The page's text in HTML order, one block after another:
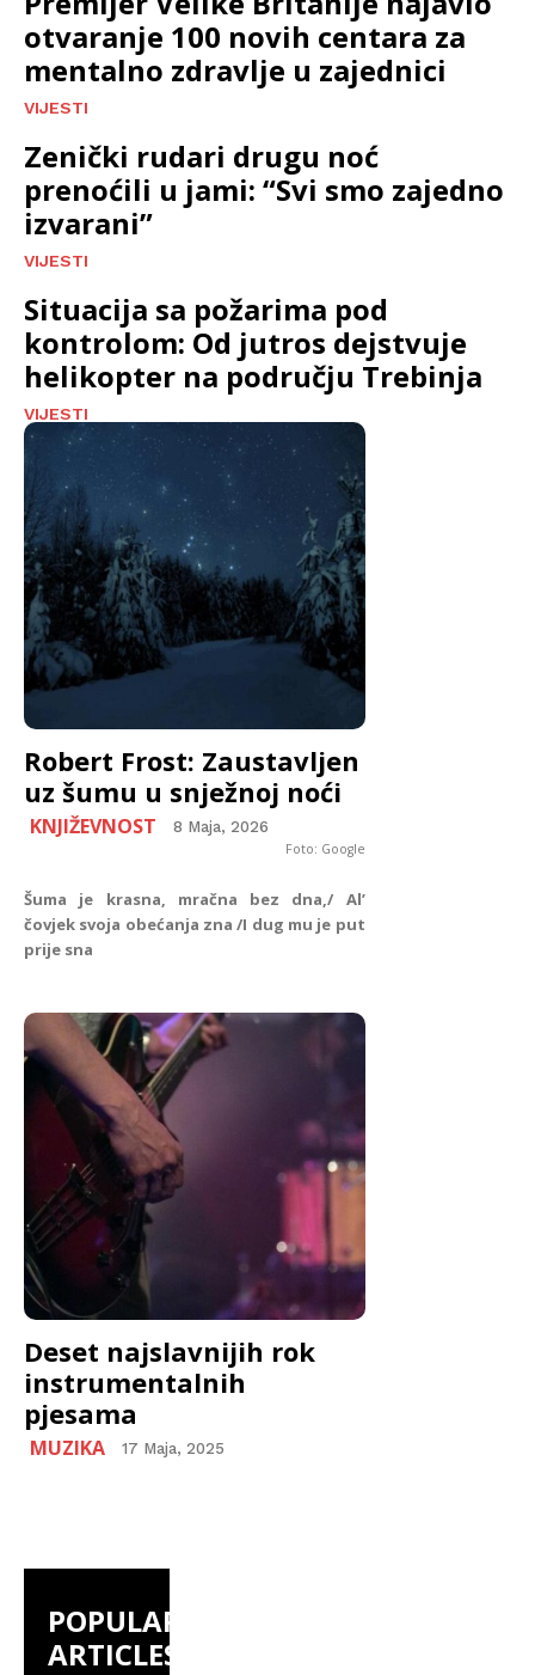
otvaranje 100 novih centara za
mentalno zdravlje u zajednici
VIJESTI
Zenički rudari drugu noć
prenoćili u jami: “Svi smo zajedno
izvarani”
VIJESTI
Situacija sa požarima pod
kontrolom: Od jutros dejstvuje
helikopter na području Trebinja
VIJESTI
Robert Frost: Zaustavljen
uz šumu u snježnoj noći
KNJIŽEVNOST 8 Maja, 2026
Foto: Google
Šuma je krasna, mračna bez dna,/ Al’
čovjek svoja obećanja zna /I dug mu je put
prije sna
Deset najslavnijih rok
instrumentalnih
pjesama
MUZIKA 17 Maja, 2025
POPULAR
ARTICLES